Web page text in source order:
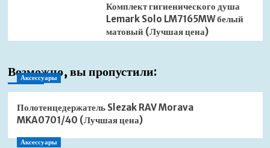
Комплект гигиенического душа
Lemark Solo LM7165MW белый
матовый (Лучшая цена)
Возможно, вы пропустили:
Аксессуары
Полотенцедержатель Slezak RAV Morava
MKA0701/40 (Лучшая цена)
Аксессуары